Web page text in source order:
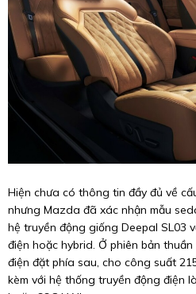
Hiện chưa có thông tin đầy đủ về
nhưng Mazda đã xác nhận mẫu
hệ truyền động giống Deepal SL03
điện hoặc hybrid. Ở phiên bản
điện đặt phía sau, cho công suất
kèm với hệ thống truyền động điện